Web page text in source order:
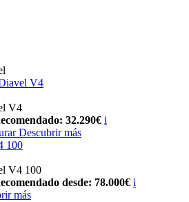
V4
V4
32.290€ i
Descubrir más
100
V4 100
desde: 78.000€ i
más